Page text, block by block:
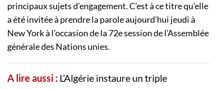
principaux sujets d’engagement. C’est à ce titre qu’elle
a été invitée à prendre la parole aujourd’hui jeudi à
New York à l’occasion de la 72e session de l’Assemblée
générale des Nations unies.
A lire aussi : L’Algérie instaure un triple